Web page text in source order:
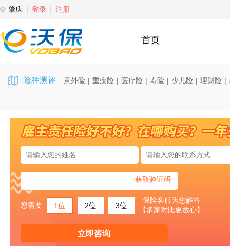
肇庆 登录 注册
首页
险种测评 意外险 | 重疾险 | 医疗险 | 寿险 | 少儿险 | 理财险 |
获取验证码
您需要 1位 2位 3位
保险客服为您解答
【多家对比更放心】
立即咨询